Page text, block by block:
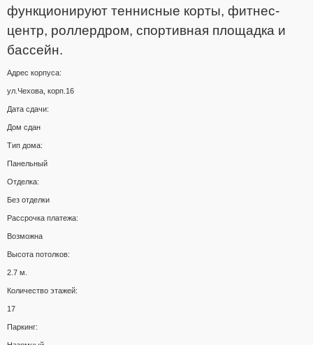
функционируют теннисные корты, фитнес-
центр, роллердром, спортивная площадка и
бассейн.
Адрес корпуса:
ул.Чехова, корп.16
Дата сдачи:
Дом сдан
Тип дома:
Панельный
Отделка:
Без отделки
Рассрочка платежа:
Возможна
Высота потолков:
2.7 м.
Количество этажей:
17
Паркинг: